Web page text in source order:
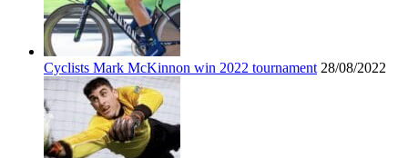
Cyclists Mark McKinnon win 2022 tournament 28/08/2022